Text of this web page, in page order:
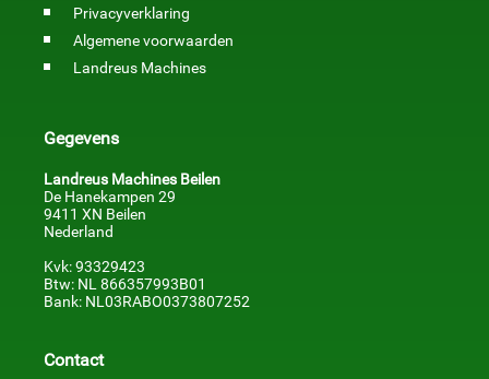
Privacyverklaring
Algemene voorwaarden
Landreus Machines
Gegevens
Landreus Machines Beilen
De Hanekampen 29
9411 XN Beilen
Nederland
Kvk: 93329423
Btw: NL 866357993B01
Bank: NL03RABO0373807252
Contact